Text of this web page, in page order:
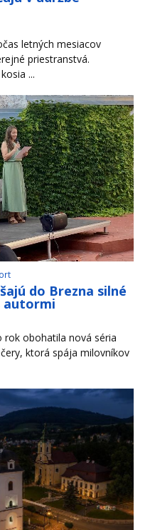
letných mesiacov
priestranstvá.
...
do Brezna silné
autormi
rok obohatila nová séria
ktorá spája milovníkov